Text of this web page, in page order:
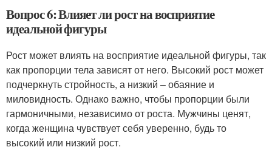
Вопрос 6: Влияет ли рост на восприятие
идеальной фигуры
Рост может влиять на восприятие идеальной фигуры, так
как пропорции тела зависят от него. Высокий рост может
подчеркнуть стройность, а низкий – обаяние и
миловидность. Однако важно, чтобы пропорции были
гармоничными, независимо от роста. Мужчины ценят,
когда женщина чувствует себя уверенно, будь то
высокий или низкий рост.